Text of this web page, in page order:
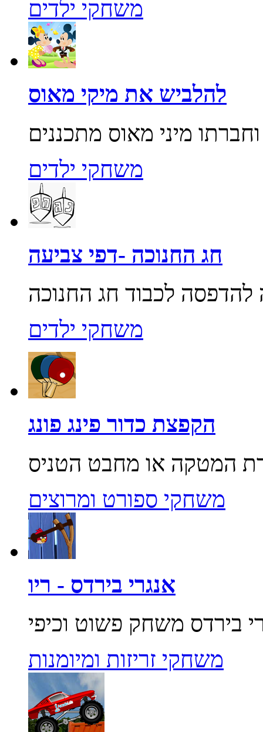
משחקי ילדים
להלביש את מיקי מאוס
משחקי ילדים
חג החנוכה -דפי צביעה
משחקי ילדים
הקפצת כדור פינג פונג
משחקי ספורט ומרוצים
אנגרי בירדס - ריו
משחקי זריזות ומיומנות